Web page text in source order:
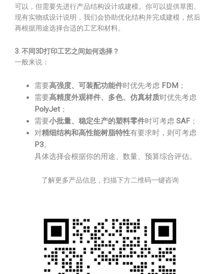
可以，但需要先进行产品结构设计或建模。你可以提供草图、
现有实物或设计说明，我们会协助优化结构并完成建模，然后
再根据用途选择合适的工艺和材料。
3. 不同3D打印工艺之间如何选择？
一般来说：
需要高强度、可装配功能件时优先考虑 FDM ；
需要高精度外观样件、多色、仿真材质时优先考虑
PolyJet；
需要小批量、稳定生产的塑料零件时可考虑 SAF ；
对精细结构和高性能树脂特性有要求时，则可考虑
P3。
具体选择会根据你的用途、数量、预算综合评估。
了解更多产品信息，扫描下方二维码一键咨询